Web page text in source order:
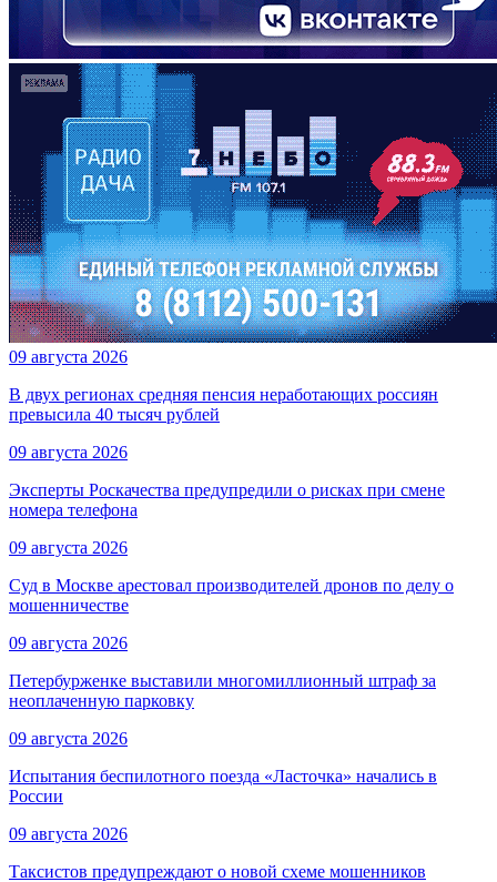
09 августа 2026
В двух регионах средняя пенсия неработающих россиян
превысила 40 тысяч рублей
09 августа 2026
Эксперты Роскачества предупредили о рисках при смене
номера телефона
09 августа 2026
Суд в Москве арестовал производителей дронов по делу о
мошенничестве
09 августа 2026
Петербурженке выставили многомиллионный штраф за
неоплаченную парковку
09 августа 2026
Испытания беспилотного поезда «Ласточка» начались в
России
09 августа 2026
Таксистов предупреждают о новой схеме мошенников